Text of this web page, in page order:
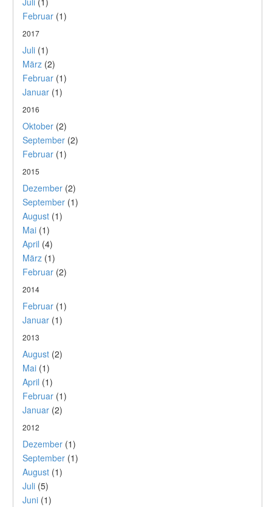
Februar (1)
2017
Juli (1)
März (2)
Februar (1)
Januar (1)
2016
Oktober (2)
September (2)
Februar (1)
2015
Dezember (2)
September (1)
August (1)
Mai (1)
April (4)
März (1)
Februar (2)
2014
Februar (1)
Januar (1)
2013
August (2)
Mai (1)
April (1)
Februar (1)
Januar (2)
2012
Dezember (1)
September (1)
August (1)
Juli (5)
Juni (1)